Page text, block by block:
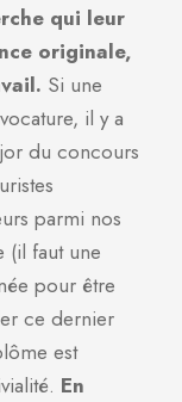
qui leur
originale,
Si une
il y a
du concours
parmi nos
(il faut une
pour être
ce dernier
est
En